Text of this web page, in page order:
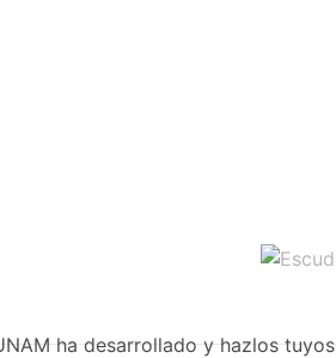
ha desarrollado y hazlos tuyos